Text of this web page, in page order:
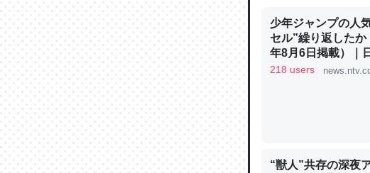
昆虫ってカルシウ
─ニュース :: 【研究発
少年ジャンプの人
セル”繰り返した
年8月6日掲載）｜
218 users
“獣人”共存の深夜